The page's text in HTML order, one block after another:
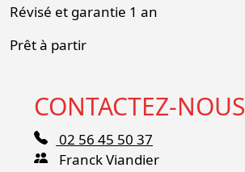
Révisé et garantie 1 an
Prêt à partir
CONTACTEZ-NOUS
02 56 45 50 37
Franck Viandier